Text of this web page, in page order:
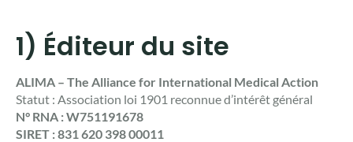
1) Éditeur du site
ALIMA – The Alliance for International Medical Action
Statut : Association loi 1901 reconnue d’intérêt général
N° RNA : W751191678
SIRET : 831 620 398 00011